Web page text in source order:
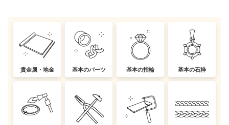
貴金属・地金 基本のパーツ 基本の指輪 基本の石枠